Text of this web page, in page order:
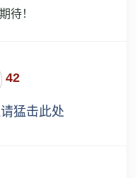
待！
42
猛击此处